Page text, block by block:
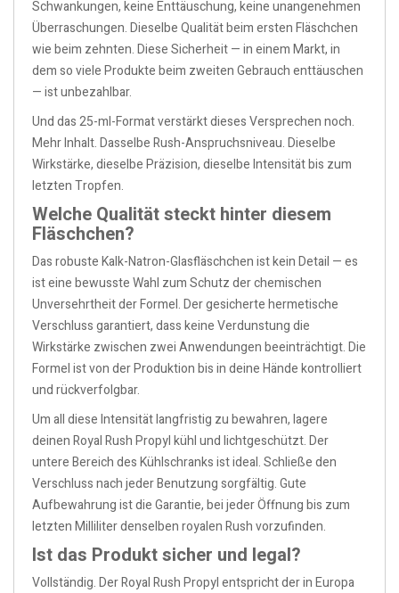
Schwankungen, keine Enttäuschung, keine unangenehmen
Überraschungen. Dieselbe Qualität beim ersten Fläschchen
wie beim zehnten. Diese Sicherheit — in einem Markt, in
dem so viele Produkte beim zweiten Gebrauch enttäuschen
— ist unbezahlbar.
Und das 25-ml-Format verstärkt dieses Versprechen noch.
Mehr Inhalt. Dasselbe Rush-Anspruchsniveau. Dieselbe
Wirkstärke, dieselbe Präzision, dieselbe Intensität bis zum
letzten Tropfen.
Welche Qualität steckt hinter diesem
Fläschchen?
Das robuste Kalk-Natron-Glasfläschchen ist kein Detail — es
ist eine bewusste Wahl zum Schutz der chemischen
Unversehrtheit der Formel. Der gesicherte hermetische
Verschluss garantiert, dass keine Verdunstung die
Wirkstärke zwischen zwei Anwendungen beeinträchtigt. Die
Formel ist von der Produktion bis in deine Hände kontrolliert
und rückverfolgbar.
Um all diese Intensität langfristig zu bewahren, lagere
deinen Royal Rush Propyl kühl und lichtgeschützt. Der
untere Bereich des Kühlschranks ist ideal. Schließe den
Verschluss nach jeder Benutzung sorgfältig. Gute
Aufbewahrung ist die Garantie, bei jeder Öffnung bis zum
letzten Milliliter denselben royalen Rush vorzufinden.
Ist das Produkt sicher und legal?
Vollständig. Der Royal Rush Propyl entspricht der in Europa